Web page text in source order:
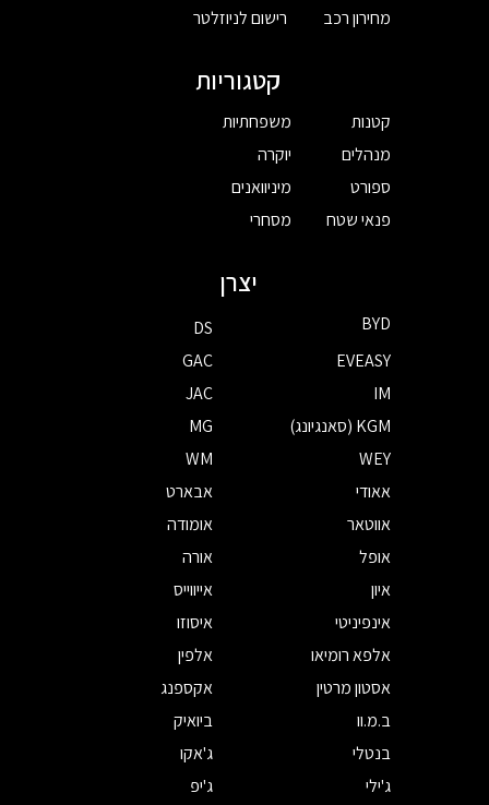
מחירון רכב
רישום לניוזלטר
קטגוריות
קטנות
מנהלים
ספורט
פנאי שטח
משפחתיות
יוקרה
מיניוואנים
מסחרי
יצרן
BYD
DS
EVEASY
GAC
IM
JAC
KGM (סאנגיונג)
MG
WEY
WM
אאודי
אבארט
אווטאר
אומודה
אופל
אורה
איון
אייווייס
אינפיניטי
איסוזו
אלפא רומיאו
אלפין
אסטון מרטין
אקספנג
ב.מ.וו
ביואיק
בנטלי
ג'אקו
ג'ילי
ג'יפ